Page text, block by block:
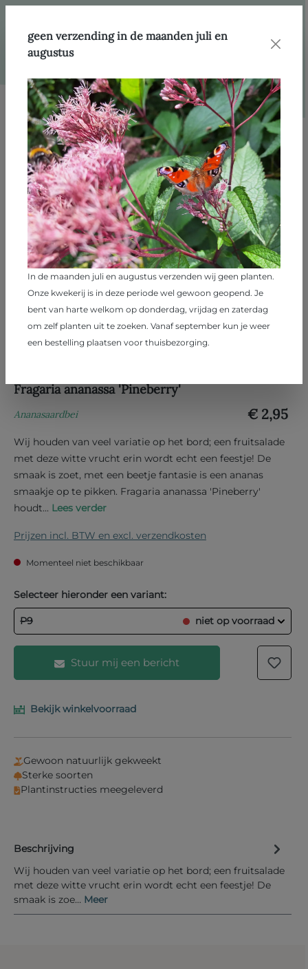
Afbeeldingengalerij overslaan
Fragaria ananassa 'Pineberry'
Ananasaardbei € 2,95
Wij houden van veel variatie op het bord; een fruitsalade
met deze witte vrucht erin wordt echt een feestje! De
smaak is zoet, met een beetje fantasie is een ananas
smaakje op te pikken. Fragaria ananassa 'Pineberry'
houdt... Lees verder
Prijzen incl. BTW en excl. verzendkosten
Momenteel niet beschikbaar
Selecteer hieronder een variant:
P9 niet op voorraad
Stuur mij een bericht
Vul je e-mailadres in het onderstaande veld in en
voorraad is.
Informeer mij bij nieuwe voorraad
Bekijk winkelvoorraad
Gewoon natuurlijk gekweekt
Sterke soorten
Plantinstructies meegeleverd
Beschrijving
Wij houden van veel variatie op het bord; een fruitsalade
met deze witte vrucht erin wordt echt een feestje! De
smaak is zoe… Meer
geen verzending in de maanden juli en
augustus
In de maanden juli en augustus verzenden wij geen planten.
Onze kwekerij is in deze periode wel gewoon geopend. Je
bent van harte welkom op donderdag, vrijdag en zaterdag
om zelf planten uit te zoeken. Vanaf september kun je weer
een bestelling plaatsen voor thuisbezorging.